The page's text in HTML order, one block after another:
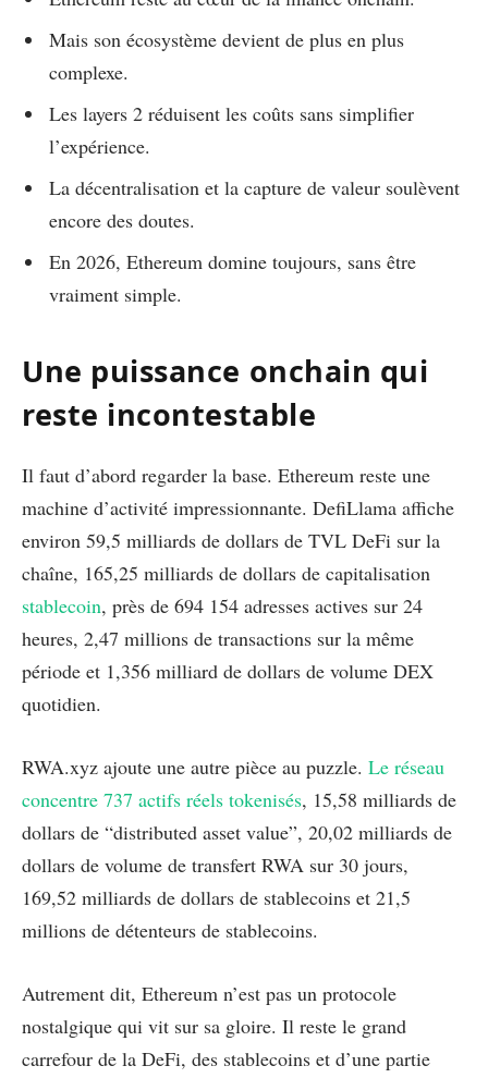
Mais son écosystème devient de plus en plus
complexe.
Les layers 2 réduisent les coûts sans simplifier
l’expérience.
La décentralisation et la capture de valeur soulèvent
encore des doutes.
En 2026, Ethereum domine toujours, sans être
vraiment simple.
Une puissance onchain qui
reste incontestable
Il faut d’abord regarder la base. Ethereum reste une
machine d’activité impressionnante. DefiLlama affiche
environ 59,5 milliards de dollars de TVL DeFi sur la
chaîne, 165,25 milliards de dollars de capitalisation
stablecoin, près de 694 154 adresses actives sur 24
heures, 2,47 millions de transactions sur la même
période et 1,356 milliard de dollars de volume DEX
quotidien.
RWA.xyz ajoute une autre pièce au puzzle. Le réseau
concentre 737 actifs réels tokenisés, 15,58 milliards de
dollars de “distributed asset value”, 20,02 milliards de
dollars de volume de transfert RWA sur 30 jours,
169,52 milliards de dollars de stablecoins et 21,5
millions de détenteurs de stablecoins.
Autrement dit, Ethereum n’est pas un protocole
nostalgique qui vit sur sa gloire. Il reste le grand
carrefour de la DeFi, des stablecoins et d’une partie